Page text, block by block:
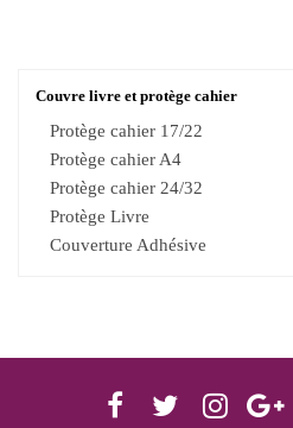
Couvre livre et protège cahier
Protège cahier 17/22
Protège cahier A4
Protège cahier 24/32
Protège Livre
Couverture Adhésive